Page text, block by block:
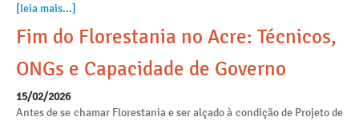
[leia mais...]
Fim do Florestania no Acre: Técnicos,
ONGs e Capacidade de Governo
15/02/2026
Antes de se chamar Florestania e ser alçado à condição de Projeto de